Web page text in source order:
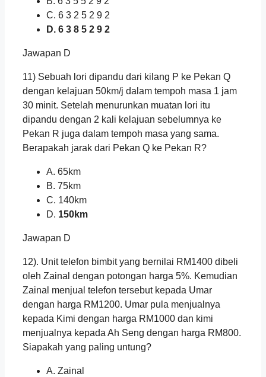
C. 6 3 2 5 2 9 2
D. 6 3 8 5 2 9 2
Jawapan D
11) Sebuah lori dipandu dari kilang P ke Pekan Q
dengan kelajuan 50km/j dalam tempoh masa 1 jam
30 minit. Setelah menurunkan muatan lori itu
dipandu dengan 2 kali kelajuan sebelumnya ke
Pekan R juga dalam tempoh masa yang sama.
Berapakah jarak dari Pekan Q ke Pekan R?
A. 65km
B. 75km
C. 140km
D. 150km
Jawapan D
12). Unit telefon bimbit yang bernilai RM1400 dibeli
oleh Zainal dengan potongan harga 5%. Kemudian
Zainal menjual telefon tersebut kepada Umar
dengan harga RM1200. Umar pula menjualnya
kepada Kimi dengan harga RM1000 dan kimi
menjualnya kepada Ah Seng dengan harga RM800.
Siapakah yang paling untung?
A. Zainal